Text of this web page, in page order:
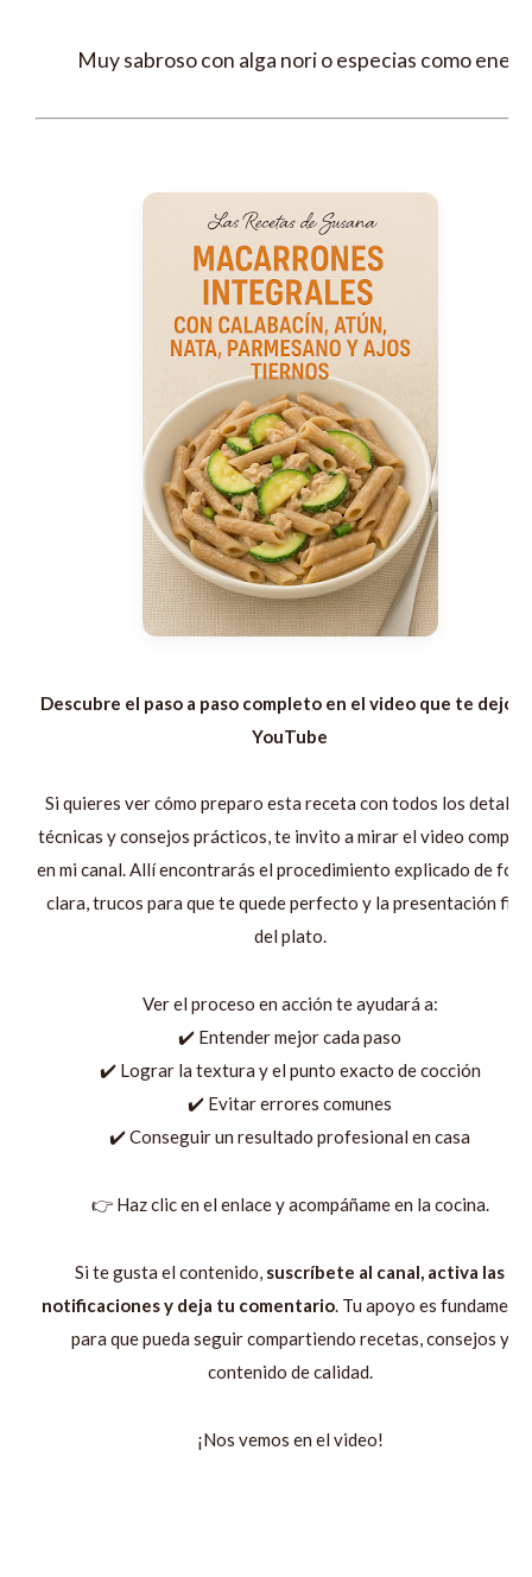
Muy sabroso con alga nori o especias como
Descubre el paso a paso completo en el video que te dejo
YouTube
Si quieres ver cómo preparo esta receta con todos los
técnicas y consejos prácticos, te invito a mirar el video
en mi canal. Allí encontrarás el procedimiento explicado de
clara, trucos para que te quede perfecto y la presentación
del plato.
Ver el proceso en acción te ayudará a:
✔️ Entender mejor cada paso
✔️ Lograr la textura y el punto exacto de cocción
✔️ Evitar errores comunes
✔️ Conseguir un resultado profesional en casa
👉 Haz clic en el enlace y acompáñame en la cocina.
Si te gusta el contenido, suscríbete al canal, activa las
notificaciones y deja tu comentario. Tu apoyo es
para que pueda seguir compartiendo recetas, consejos y
contenido de calidad.
¡Nos vemos en el video!